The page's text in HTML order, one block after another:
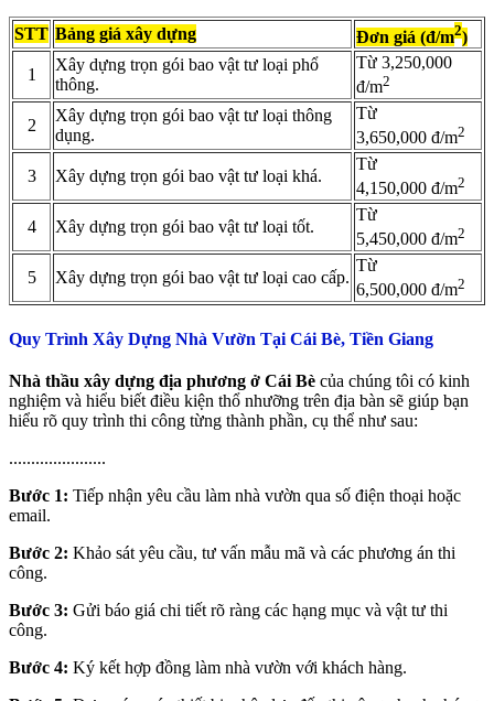
STT Bảng giá xây dựng Đơn giá (đ/m2)
1
Xây dựng trọn gói bao vật tư loại phổ
thông.
Từ 3,250,000
đ/m2
2
Xây dựng trọn gói bao vật tư loại thông
dụng.
Từ
3,650,000 đ/m2
3 Xây dựng trọn gói bao vật tư loại khá.
Từ
4,150,000 đ/m2
4 Xây dựng trọn gói bao vật tư loại tốt.
Từ
5,450,000 đ/m2
5 Xây dựng trọn gói bao vật tư loại cao cấp.
Từ
6,500,000 đ/m2
Quy Trình Xây Dựng Nhà Vườn Tại Cái Bè, Tiền Giang
Nhà thầu xây dựng địa phương ở Cái Bè của chúng tôi có kinh
nghiệm và hiểu biết điều kiện thổ nhưỡng trên địa bàn sẽ giúp bạn
hiểu rõ quy trình thi công từng thành phần, cụ thể như sau:
......................
Bước 1: Tiếp nhận yêu cầu làm nhà vườn qua số điện thoại hoặc
email.
Bước 2: Khảo sát yêu cầu, tư vấn mẫu mã và các phương án thi
công.
Bước 3: Gửi báo giá chi tiết rõ ràng các hạng mục và vật tư thi
công.
Bước 4: Ký kết hợp đồng làm nhà vườn với khách hàng.